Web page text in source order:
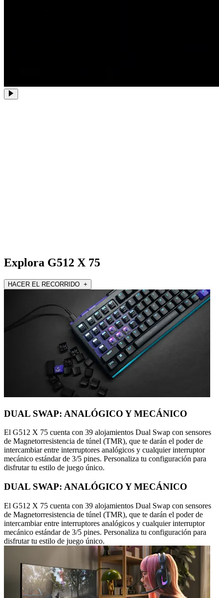
Explora G512 X 75
HACER EL RECORRIDO +
DUAL SWAP: ANALÓGICO Y MECÁNICO
El G512 X 75 cuenta con 39 alojamientos Dual Swap con sensores
de Magnetorresistencia de túnel (TMR), que te darán el poder de
intercambiar entre interruptores analógicos y cualquier interruptor
mecánico estándar de 3/5 pines. Personaliza tu configuración para
disfrutar tu estilo de juego único.
DUAL SWAP: ANALÓGICO Y MECÁNICO
El G512 X 75 cuenta con 39 alojamientos Dual Swap con sensores
de Magnetorresistencia de túnel (TMR), que te darán el poder de
intercambiar entre interruptores analógicos y cualquier interruptor
mecánico estándar de 3/5 pines. Personaliza tu configuración para
disfrutar tu estilo de juego único.